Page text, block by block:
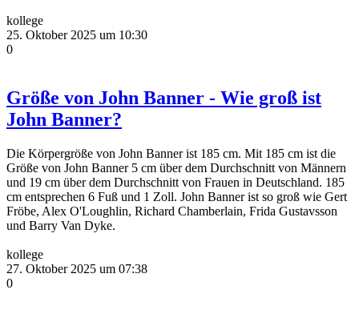
kollege
25. Oktober 2025 um 10:30
0
Größe von John Banner - Wie groß ist
John Banner?
Die Körpergröße von John Banner ist 185 cm. Mit 185 cm ist die
Größe von John Banner 5 cm über dem Durchschnitt von Männern
und 19 cm über dem Durchschnitt von Frauen in Deutschland. 185
cm entsprechen 6 Fuß und 1 Zoll. John Banner ist so groß wie Gert
Fröbe, Alex O'Loughlin, Richard Chamberlain, Frida Gustavsson
und Barry Van Dyke.
kollege
27. Oktober 2025 um 07:38
0